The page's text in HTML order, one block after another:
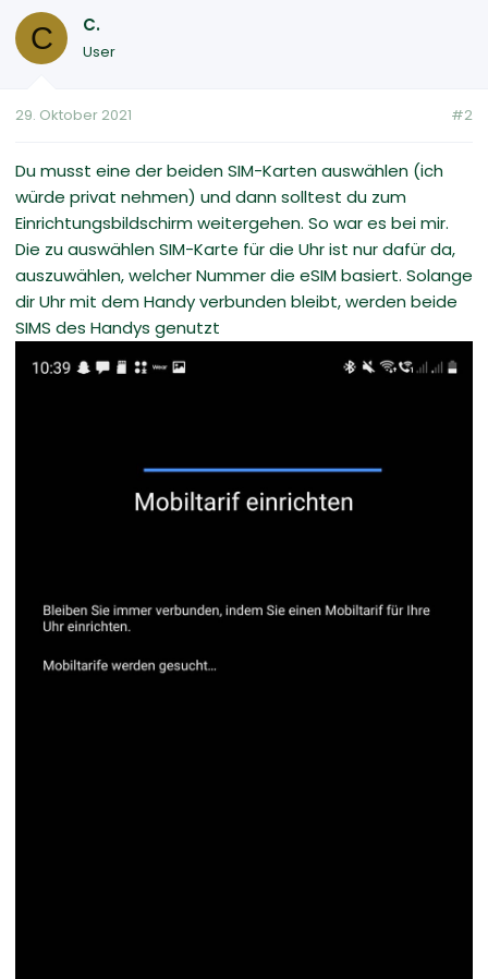
C C.
User
29. Oktober 2021 #2
Du musst eine der beiden SIM-Karten auswählen (ich
würde privat nehmen) und dann solltest du zum
Einrichtungsbildschirm weitergehen. So war es bei mir.
Die zu auswählen SIM-Karte für die Uhr ist nur dafür da,
auszuwählen, welcher Nummer die eSIM basiert. Solange
dir Uhr mit dem Handy verbunden bleibt, werden beide
SIMS des Handys genutzt